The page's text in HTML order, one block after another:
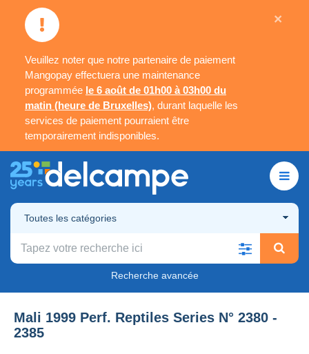
Veuillez noter que notre partenaire de paiement
Mangopay effectuera une maintenance
programmée le 6 août de 01h00 à 03h00 du
matin (heure de Bruxelles), durant laquelle les
services de paiement pourraient être
temporairement indisponibles.
×
Toutes les catégories
Recherche avancée
Mali 1999 Perf. Reptiles Series N° 2380 -
2385